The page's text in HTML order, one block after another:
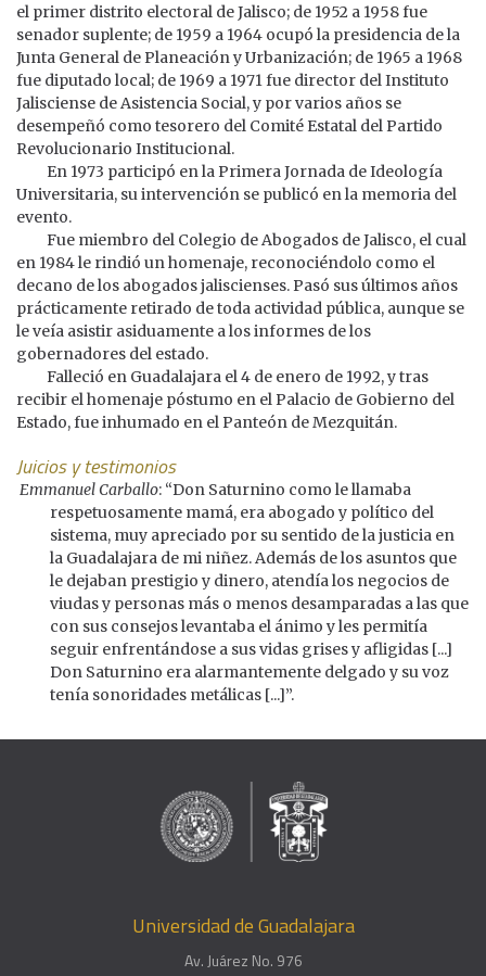
el primer distrito electoral de Jalisco; de 1952 a 1958 fue
senador suplente; de 1959 a 1964 ocupó la presidencia de la
Junta General de Planeación y Urbanización; de 1965 a 1968
fue diputado local; de 1969 a 1971 fue director del Instituto
Jalisciense de Asistencia Social, y por varios años se
desempeñó como tesorero del Comité Estatal del Partido
Revolucionario Institucional.
En 1973 participó en la Primera Jornada de Ideología
Universitaria, su intervención se publicó en la memoria del
evento.
Fue miembro del Colegio de Abogados de Jalisco, el cual
en 1984 le rindió un homenaje, reconociéndolo como el
decano de los abogados jaliscienses. Pasó sus últimos años
prácticamente retirado de toda actividad pública, aunque se
le veía asistir asiduamente a los informes de los
gobernadores del estado.
Falleció en Guadalajara el 4 de enero de 1992, y tras
recibir el homenaje póstumo en el Palacio de Gobierno del
Estado, fue inhumado en el Panteón de Mezquitán.
Juicios y testimonios
Emmanuel Carballo: “Don Saturnino como le llamaba
respetuosamente mamá, era abogado y político del
sistema, muy apreciado por su sentido de la justicia en
la Guadalajara de mi niñez. Además de los asuntos que
le dejaban prestigio y dinero, atendía los negocios de
viudas y personas más o menos desamparadas a las que
con sus consejos levantaba el ánimo y les permitía
seguir enfrentándose a sus vidas grises y afligidas [...]
Don Saturnino era alarmantemente delgado y su voz
tenía sonoridades metálicas [...]”.
Universidad de Guadalajara
Av. Juárez No. 976